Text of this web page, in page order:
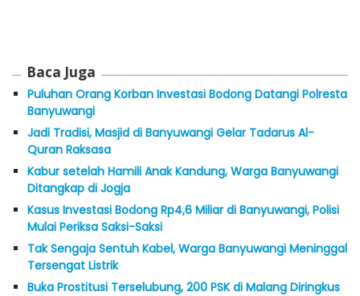
Baca Juga
Puluhan Orang Korban Investasi Bodong Datangi Polresta
Banyuwangi
Jadi Tradisi, Masjid di Banyuwangi Gelar Tadarus Al-
Quran Raksasa
Kabur setelah Hamili Anak Kandung, Warga Banyuwangi
Ditangkap di Jogja
Kasus Investasi Bodong Rp4,6 Miliar di Banyuwangi, Polisi
Mulai Periksa Saksi-Saksi
Tak Sengaja Sentuh Kabel, Warga Banyuwangi Meninggal
Tersengat Listrik
Buka Prostitusi Terselubung, 200 PSK di Malang Diringkus